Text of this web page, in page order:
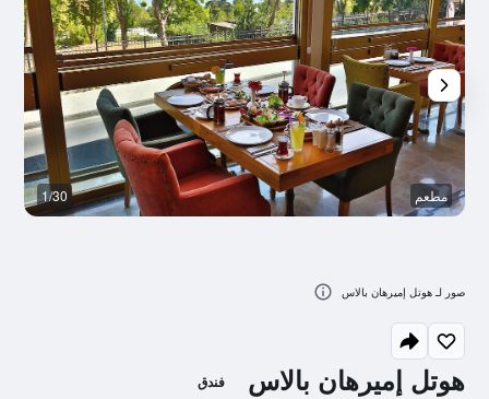
هوتل إميرهان بالاس فندق
مطعم 1/30
صور لـ هوتل إميرهان بالاس